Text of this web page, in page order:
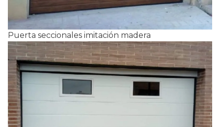
Puerta seccionales imitación madera